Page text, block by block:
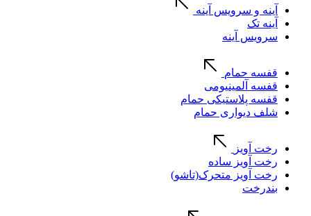
آینه و سرویس آینه
آینه تک
سرویس آینه
قفسه حمام
قفسه آلمینیومی
قفسه پلاستیکی حمام
شلف دیواری حمام
رخت آویز
رخت آویز ساده
رخت آویز متحرک(تاشو)
بندرخت